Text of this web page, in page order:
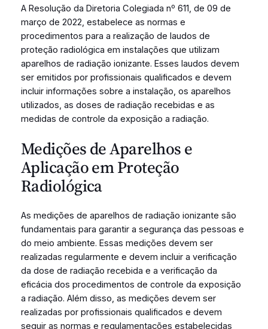
A Resolução da Diretoria Colegiada nº 611, de 09 de
março de 2022, estabelece as normas e
procedimentos para a realização de laudos de
proteção radiológica em instalações que utilizam
aparelhos de radiação ionizante. Esses laudos devem
ser emitidos por profissionais qualificados e devem
incluir informações sobre a instalação, os aparelhos
utilizados, as doses de radiação recebidas e as
medidas de controle da exposição a radiação.
Medições de Aparelhos e
Aplicação em Proteção
Radiológica
As medições de aparelhos de radiação ionizante são
fundamentais para garantir a segurança das pessoas e
do meio ambiente. Essas medições devem ser
realizadas regularmente e devem incluir a verificação
da dose de radiação recebida e a verificação da
eficácia dos procedimentos de controle da exposição
a radiação. Além disso, as medições devem ser
realizadas por profissionais qualificados e devem
seguir as normas e regulamentações estabelecidas